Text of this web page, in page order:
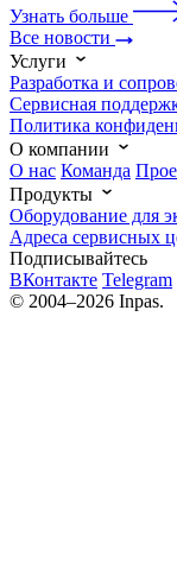
Узнать больше
Все новости
Услуги
Разработка и
Сервисная
Политика
О компании
О нас Команда
Продукты
Оборудование для
Адреса сервисных
Подписывайтесь
ВКонтакте Telegram
© 2004–2026 Inpas.